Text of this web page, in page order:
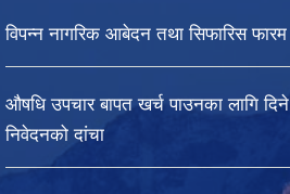
विपन्न नागरिक आबेदन तथा सिफारिस फारम
औषधि उपचार बापत खर्च पाउनका लागि दिने
निवेदनको दांचा